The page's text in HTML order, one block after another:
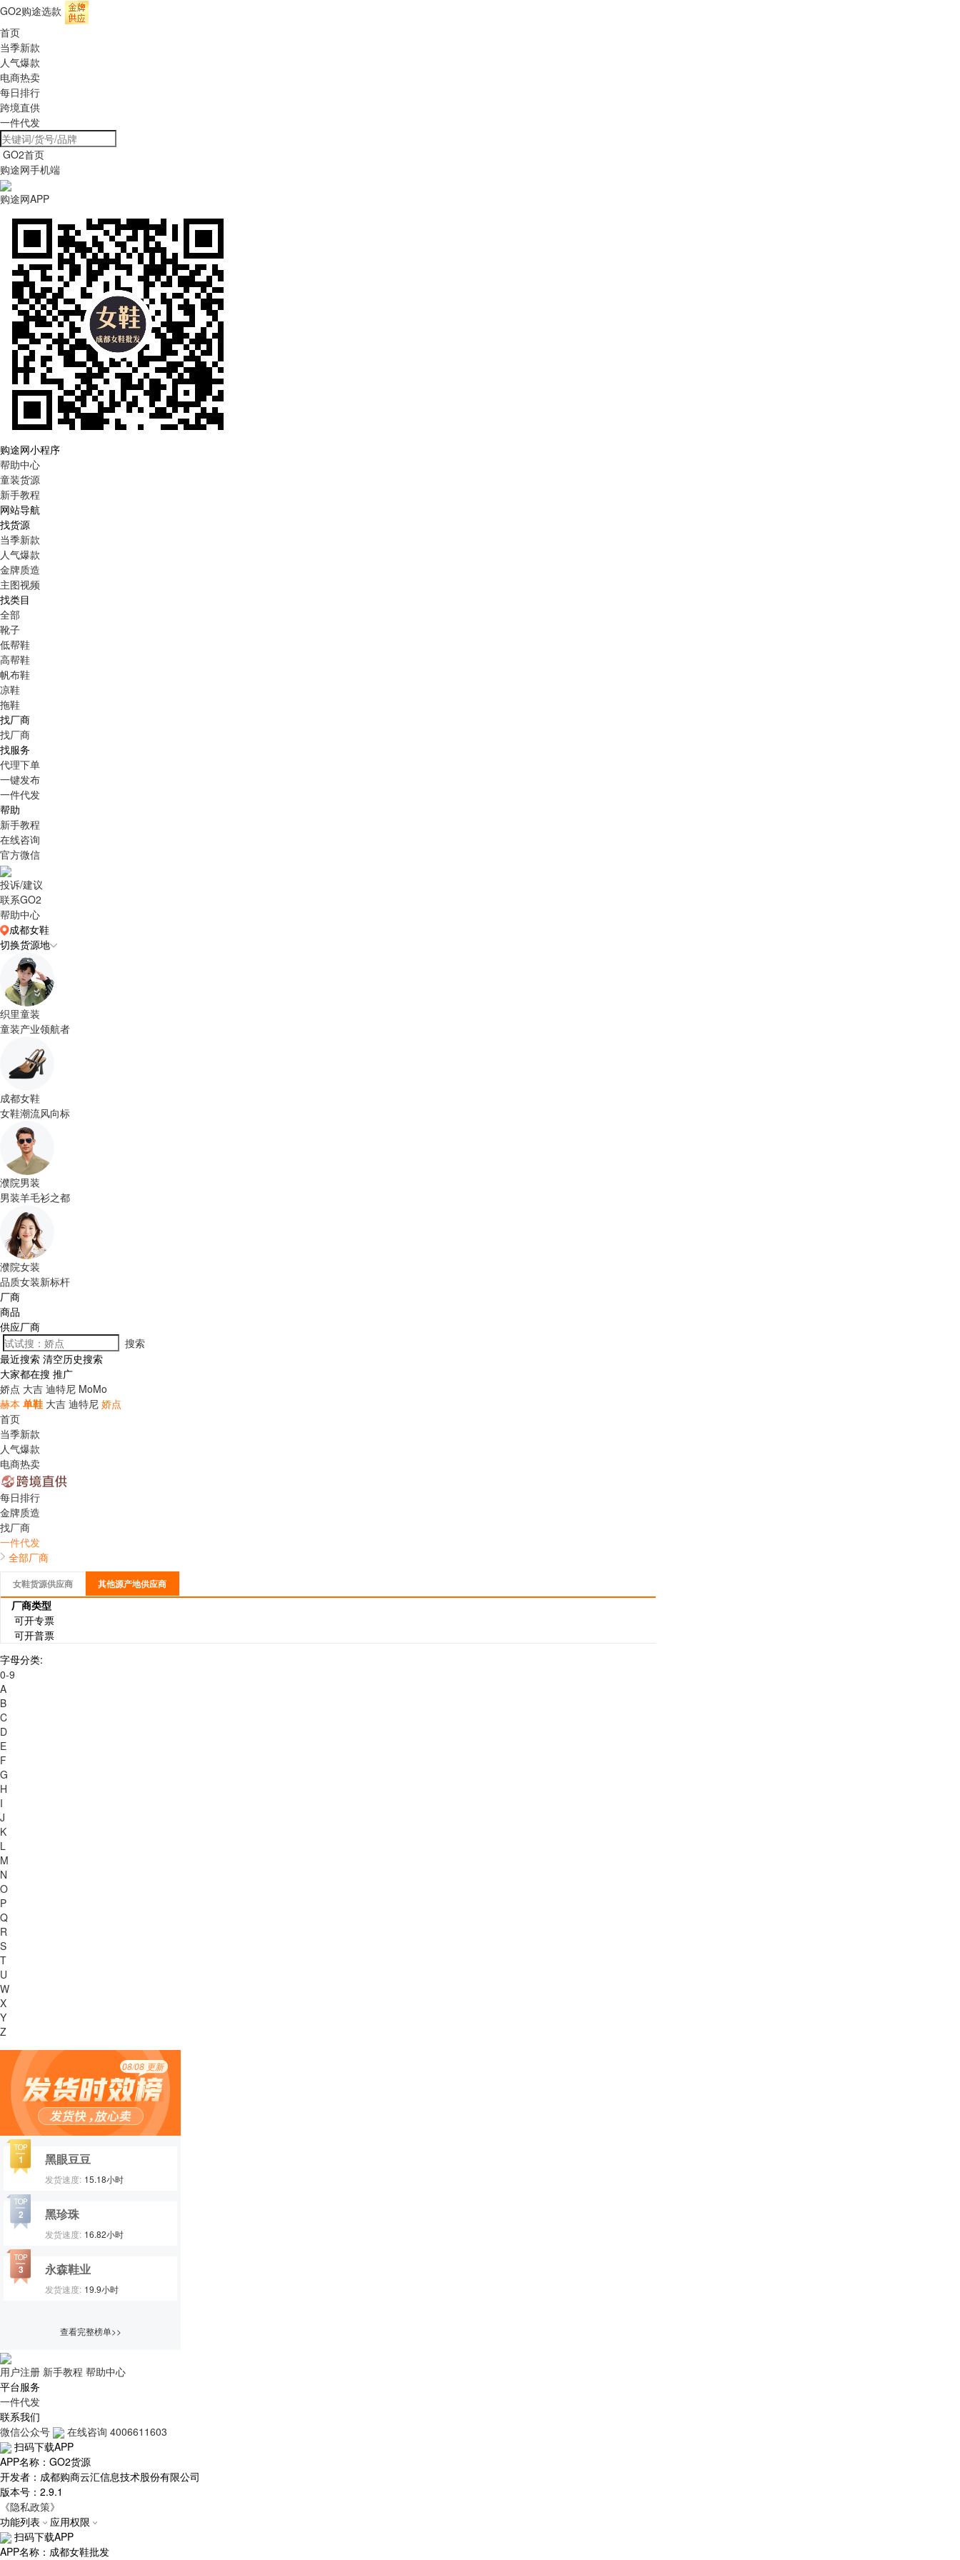
GO2购途选款
首页
当季新款
人气爆款
电商热卖
每日排行
跨境直供
一件代发
GO2首页
购途网手机端
购途网APP
购途网小程序
帮助中心
童装货源
新手教程
网站导航
找货源
当季新款
人气爆款
金牌质造
主图视频
找类目
全部
靴子
低帮鞋
高帮鞋
帆布鞋
凉鞋
拖鞋
找厂商
找厂商
找服务
代理下单
一键发布
一件代发
帮助
新手教程
在线咨询
官方微信
投诉/建议
联系GO2
帮助中心
成都女鞋
切换货源地
织里童装
童装产业领航者
成都女鞋
女鞋潮流风向标
濮院男装
男装羊毛衫之都
濮院女装
品质女装新标杆
厂商
商品
供应厂商
搜索
最近搜索 清空历史搜索
大家都在搜 推广
娇点 大吉 迪特尼 MoMo
赫本 单鞋 大吉 迪特尼 娇点
首页
当季新款
人气爆款
电商热卖
每日排行
金牌质造
找厂商
一件代发
全部厂商
女鞋货源供应商 其他源产地供应商
厂商类型
可开专票
可开普票
字母分类:
0-9
A
B
C
D
E
F
G
H
I
J
K
L
M
N
O
P
Q
R
S
T
U
W
X
Y
Z
08/08 更新
1 黑眼豆豆
发货速度: 15.18小时
2 黑珍珠
发货速度: 16.82小时
3 永森鞋业
发货速度: 19.9小时
查看完整榜单>>
用户注册 新手教程 帮助中心
平台服务
一件代发
联系我们
微信公众号
在线咨询 4006611603
扫码下载APP
APP名称：GO2货源
开发者：成都购商云汇信息技术股份有限公司
版本号：2.9.1
《隐私政策》
功能列表
应用权限
扫码下载APP
APP名称：成都女鞋批发